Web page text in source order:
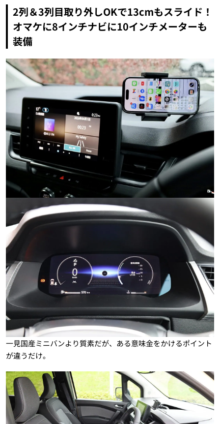
2列＆3列目取り外しOKで13cmもスライド！
オマケに8インチナビに10インチメーターも
装備
一見国産ミニバンより質素だが、ある意味金をかけるポイント
が違うだけ。